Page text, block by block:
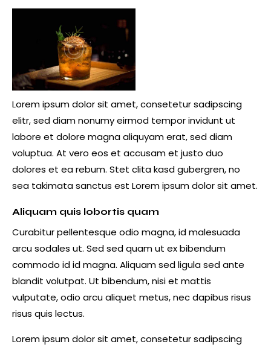
Lorem ipsum dolor sit amet, consetetur sadipscing
elitr, sed diam nonumy eirmod tempor invidunt ut
labore et dolore magna aliquyam erat, sed diam
voluptua. At vero eos et accusam et justo duo
dolores et ea rebum. Stet clita kasd gubergren, no
sea takimata sanctus est Lorem ipsum dolor sit amet.
Aliquam quis lobortis quam
Curabitur pellentesque odio magna, id malesuada
arcu sodales ut. Sed sed quam ut ex bibendum
commodo id id magna. Aliquam sed ligula sed ante
blandit volutpat. Ut bibendum, nisi et mattis
vulputate, odio arcu aliquet metus, nec dapibus risus
risus quis lectus.
Lorem ipsum dolor sit amet, consetetur sadipscing